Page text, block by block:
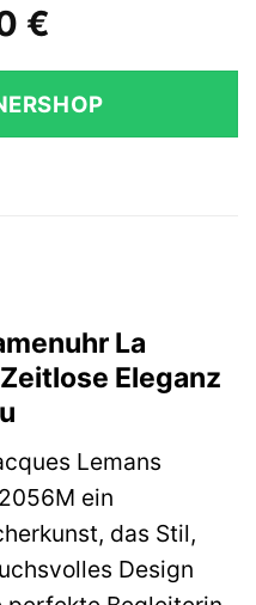
€
€
ist:
180,00 €.
La
Eleganz
Lemans
ein
das Stil,
Design